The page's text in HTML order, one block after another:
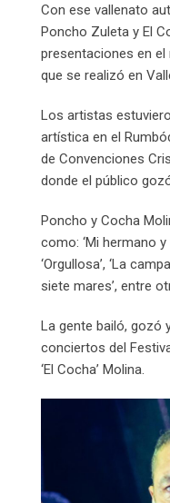
Con ese vallenato
Poncho Zuleta y El
presentaciones en
que se realizó en
Los artistas
artística en el
de Convenciones
donde el público
Poncho y Cocha
como: ‘Mi hermano y
‘Orgullosa’, ‘La
siete mares’, entre
La gente bailó, gozó
conciertos del
‘El Cocha’ Molina.